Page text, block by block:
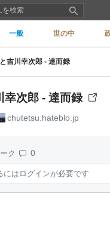
一般 世の中
吉川幸次郎 - 達而録
幸次郎 - 達而録
chutetsu.hateblo.jp
ク 0
にはログインが必要です